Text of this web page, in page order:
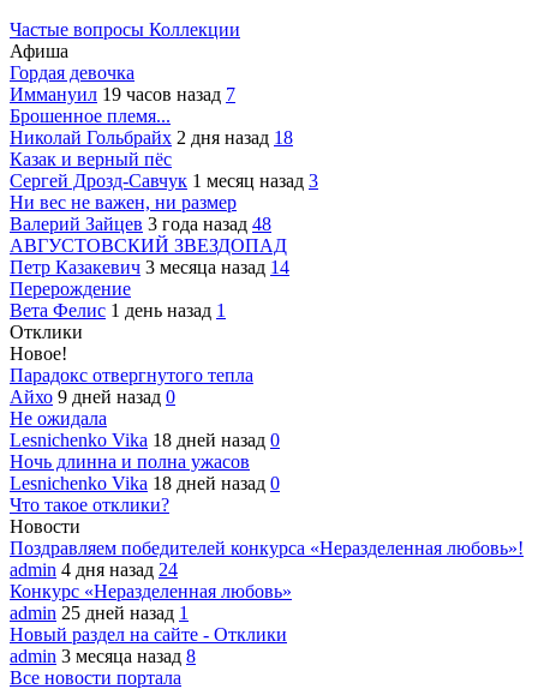
Частые вопросы Коллекции
Афиша
Гордая девочка
Иммануил 19 часов назад 7
Брошенное племя...
Николай Гольбрайх 2 дня назад 18
Казак и верный пёс
Сергей Дрозд-Савчук 1 месяц назад 3
Ни вес не важен, ни размер
Валерий Зайцев 3 года назад 48
АВГУСТОВСКИЙ ЗВЕЗДОПАД
Петр Казакевич 3 месяца назад 14
Перерождение
Вета Фелис 1 день назад 1
Отклики
Новое!
Парадокс отвергнутого тепла
Айхо 9 дней назад 0
Не ожидала
Lesnichenko Vika 18 дней назад 0
Ночь длинна и полна ужасов
Lesnichenko Vika 18 дней назад 0
Что такое отклики?
Новости
Поздравляем победителей конкурса «Неразделенная любовь»!
admin 4 дня назад 24
Конкурс «Неразделенная любовь»
admin 25 дней назад 1
Новый раздел на сайте - Отклики
admin 3 месяца назад 8
Все новости портала